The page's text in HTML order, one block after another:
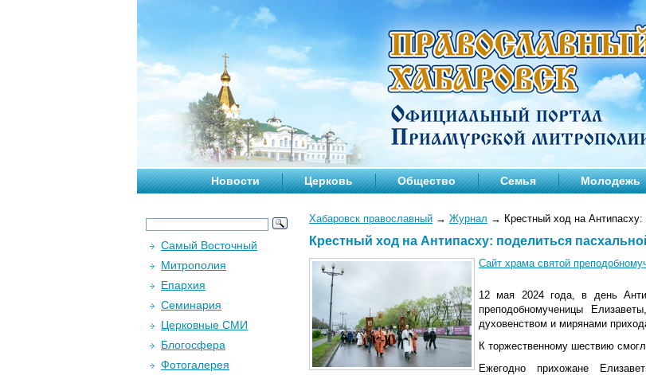
Новости Церковь Общество Семья Молодежь
Хабаровск православный → Журнал → Крестный ход на
Крестный ход на Антипасху: поделиться
Сайт храма святой
12 мая 2024 года, в день
преподобномученицы
духовенством и мирянами
К торжественному шествию
Ежегодно прихожане
Самый Восточный
Митрополия
Епархия
Семинария
Церковные СМИ
Блогосфера
Фотогалерея